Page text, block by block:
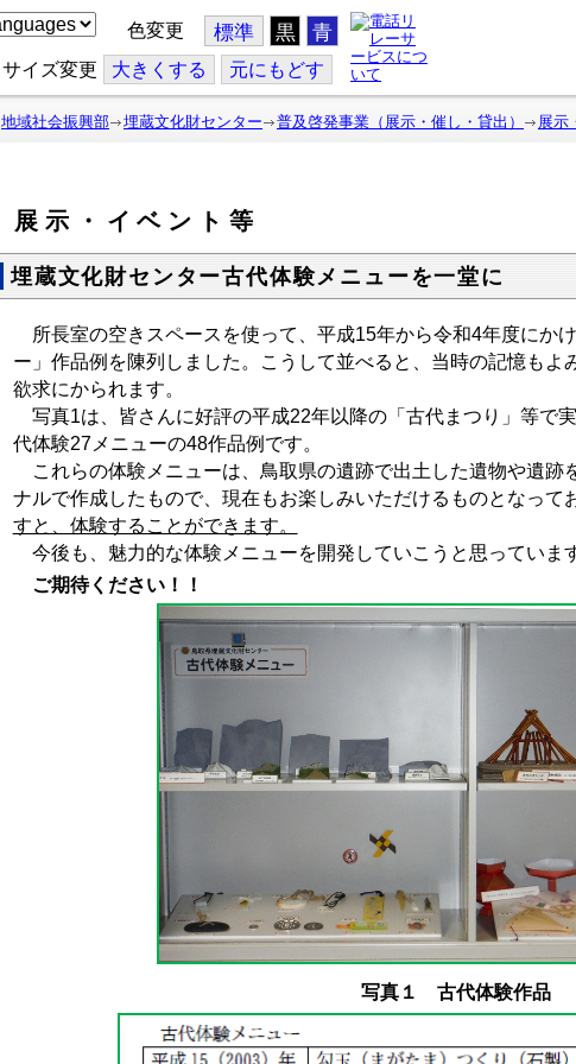
色変更 標準 黒 青
サイズ変更 大きくする 元にもどす
地域社会振興部 埋蔵文化財センター 普及啓発事業（展示・催し・貸出） 展示
展示・イベント等
埋蔵文化財センター古代体験メニューを一堂に
所長室の空きスペースを使って、平成15年から令和4年度にか
ー」作品例を陳列しました。こうして並べると、当時の記憶もよ
欲求にかられます。
写真1は、皆さんに好評の平成22年以降の「古代まつり」等で
代体験27メニューの48作品例です。
これらの体験メニューは、鳥取県の遺跡で出土した遺物や遺跡
ナルで作成したもので、現在もお楽しみいただけるものとなって
すと、体験することができます。
今後も、魅力的な体験メニューを開発していこうと思って
ご期待ください！！
写真１ 古代体験作品